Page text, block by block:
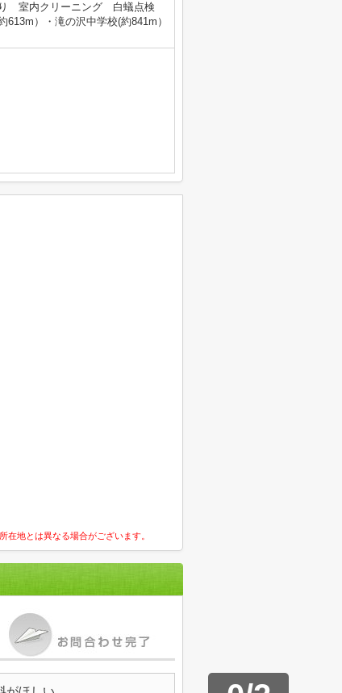
室内クリーニング 白蟻点検
）・滝の沢中学校(約841m）
地とは異なる場合がございます。